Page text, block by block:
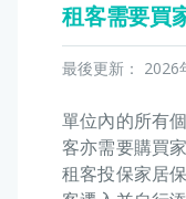
租客需要買
最後更新： 2026
單位內的所有
客亦需要購買
租客投保家居